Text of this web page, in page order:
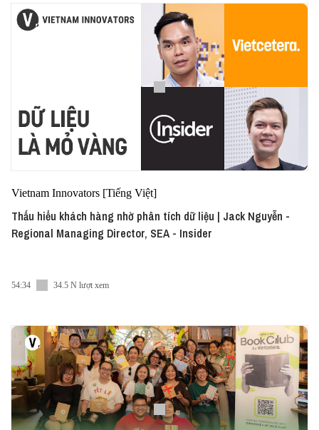
Vietnam Innovators [Tiếng Việt]
Thấu hiểu khách hàng nhờ phân tích dữ liệu | Jack Nguyễn -
Regional Managing Director, SEA - Insider
54:34 34.5 N lượt xem